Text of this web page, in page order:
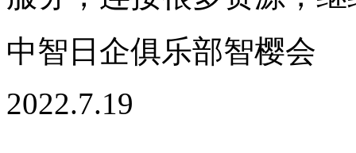
中智日企俱乐部智樱会
2022.7.19